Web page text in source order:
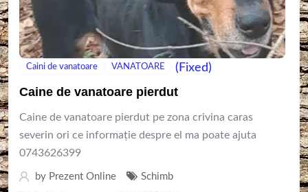
Caini de vanatoare VANATOARE (Fixed)
Caine de vanatoare pierdut
Caine de vanatoare pierdut pe zona crivina caras
severin ori ce informație despre el ma poate ajuta
0743626399
by Prezent Online Schimb